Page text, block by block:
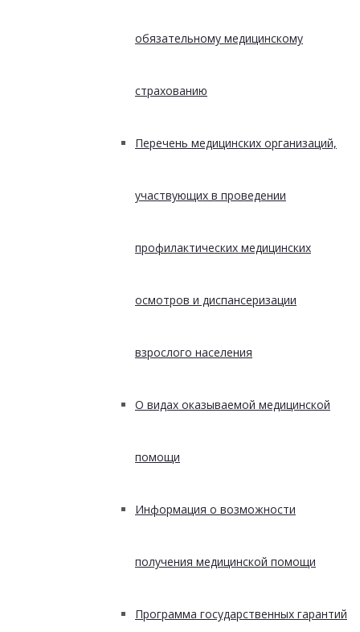
обязательному медицинскому
страхованию
Перечень медицинских организаций,
участвующих в проведении
профилактических медицинских
осмотров и диспансеризации
взрослого населения
О видах оказываемой медицинской
помощи
Информация о возможности
получения медицинской помощи
Программа государственных гарантий